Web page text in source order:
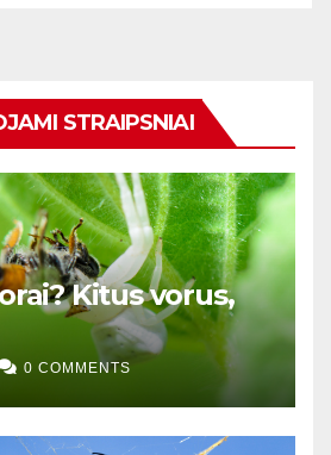
STRAIPSNIAI
Kitus vorus,
0 COMMENTS